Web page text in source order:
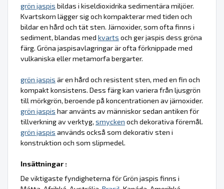
grön jaspis bildas i kiseldioxidrika sedimentära miljöer.
Kvartskorn lägger sig och kompakterar med tiden och
bildar en hård och tät sten. Järnoxider, som ofta finns i
sediment, blandas med kvarts och ger jaspis dess gröna
färg. Gröna jaspisavlagringar är ofta förknippade med
vulkaniska eller metamorfa bergarter.
grön jaspis är en hård och resistent sten, med en fin och
kompakt konsistens. Dess färg kan variera från ljusgrön
till mörkgrön, beroende på koncentrationen av järnoxider.
grön jaspis har använts av människor sedan antiken för
tillverkning av verktyg, smycken och dekorativa föremål.
grön jaspis används också som dekorativ sten i
konstruktion och som slipmedel.
Insättningar :
De viktigaste fyndigheterna för Grön jaspis finns i